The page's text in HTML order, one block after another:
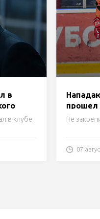
в
в клубе.
прошел
Не
07